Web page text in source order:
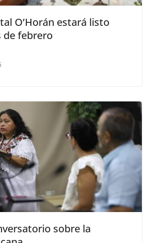
O’Horán estará listo
de febrero
sobre la